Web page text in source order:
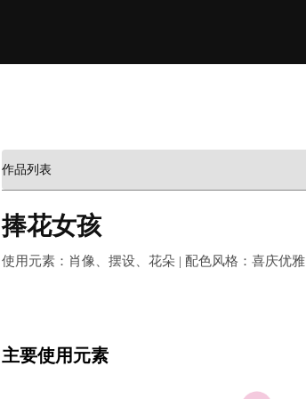
作品列表
捧花女孩
使用元素：肖像、摆设、花朵 | 配色风格：喜庆优雅
主要使用元素